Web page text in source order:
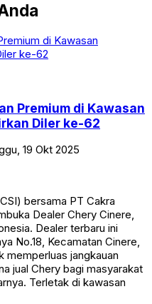
Premium di Kawasan
Diler ke-62
19 Okt 2025
bersama PT Cakra
Dealer Chery Cinere,
Dealer terbaru ini
No.18, Kecamatan Cinere,
memperluas jangkauan
jual Chery bagi masyarakat
Terletak di kawasan